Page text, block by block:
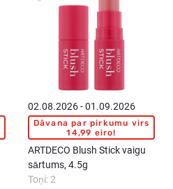
02.08.2026 - 01.09.2026
Dāvana par pirkumu virs
14,99 eiro!
ARTDECO Blush Stick vaigu
sārtums, 4.5g
Toņi: 2